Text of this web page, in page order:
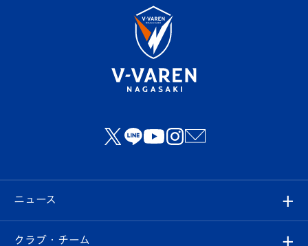
ニュース
すべて
クラブ・チーム